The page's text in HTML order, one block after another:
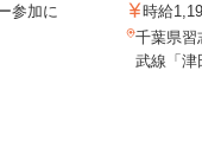
参加に
時給
千葉県習
武線「津